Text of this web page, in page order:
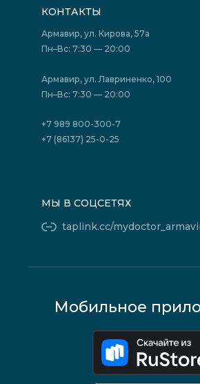
Лицензии
Фотогалерея
Политика
Акции
Подготовка к сдаче анализов
Акции
Отзывы
Государственные программы
Юридическим лицам
КОНТАКТЫ
Армавир, ул. Кирова, 57а
Пн–Вс: 7:30 — 20:00
Армавир, ул. Лавриненко, 100
Пн–Вс: 7:30 — 20:00
+7 989 800-300-7
+7 (86137) 25-0-25
МЫ В СОЦСЕТЯХ
taplink.cc/
Мобильное